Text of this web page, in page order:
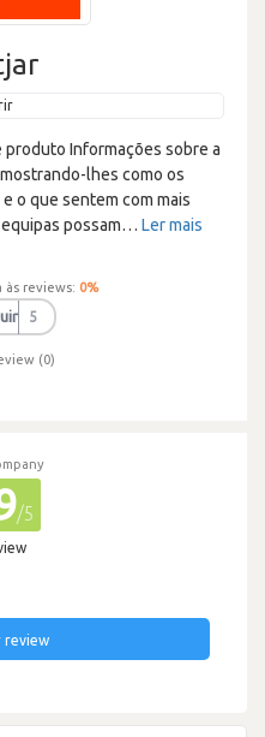
Informações sobre a
lhes como os
o que sentem com mais
possam… Ler mais
às reviews: 0%
5
(0)
/5
review